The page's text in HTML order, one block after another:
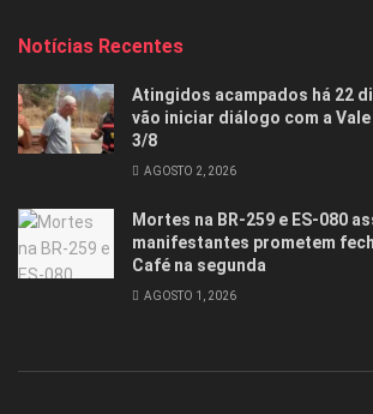
Notícias Recentes
Atingidos acampados há 22
vão iniciar diálogo com a
3/8
AGOSTO 2, 2026
Mortes na BR-259 e ES-080
manifestantes prometem
Café na segunda
AGOSTO 1, 2026